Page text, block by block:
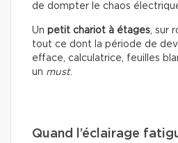
de dompter le chaos
Un petit chariot à étages, sur
tout ce dont la période de
efface, calculatrice, feuilles
un must.
Quand l’éclairage